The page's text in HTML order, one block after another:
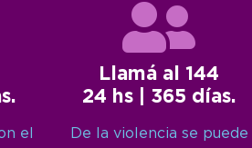
el
Llamá al 144
24 hs | 365 días.
De la violencia se puede